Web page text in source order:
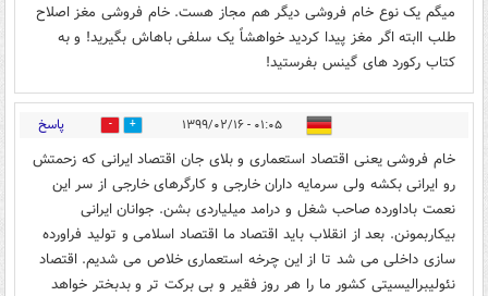
میگم یک نوع خام فروشی دیگر هم مجاز هست. خام فروشی مغز اصلاح
طلب اابته اگر مغز پیدا کردید خواهشاً یک سلفی باهاش بگیرید! و به
کتاب رکورد های گینس بفرستید!
۰۱:۰۵ - ۱۳۹۹/۰۲/۱۶ 1 پاسخ
خام فروشی یعنی اقتصاد استعماری و بلای جان اقتصاد ایرانی که زحمتش
رو ایرانی بکشه ولی سرمایه داران خارجی و کارگرهای خارجی از سر این
نعمت باداورده صاحب شغل و درامد میلیاردی بشن. جوانان ایرانی
بیکاربمونن. بعد از انقلاب باید اقتصاد ما اقتصاد اسلامی و تولید فراورده
سازی داخلی می شد تا از این چرخه استعماری خلاص می شدیم. اقتصاد
نئولیبرالیسیتی کشور ما را هر روز فقیر و بی برکت تر و بدبختر خواهد